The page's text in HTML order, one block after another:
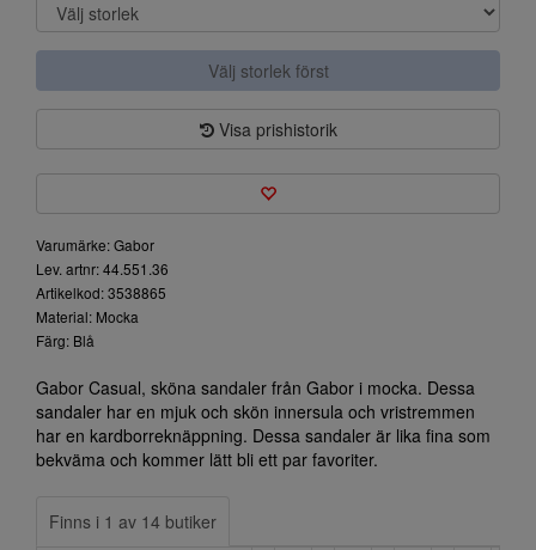
Välj storlek först
Visa prishistorik
Varumärke: Gabor
Lev. artnr: 44.551.36
Artikelkod: 3538865
Material: Mocka
Färg: Blå
Gabor Casual, sköna sandaler från Gabor i mocka. Dessa
sandaler har en mjuk och skön innersula och vristremmen
har en kardborreknäppning. Dessa sandaler är lika fina som
bekväma och kommer lätt bli ett par favoriter.
Finns i 1 av 14 butiker